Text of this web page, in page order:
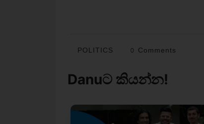
POLITICS 0 Comments